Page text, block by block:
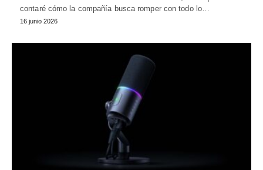
contaré cómo la compañía busca romper con todo lo…
16 junio 2026